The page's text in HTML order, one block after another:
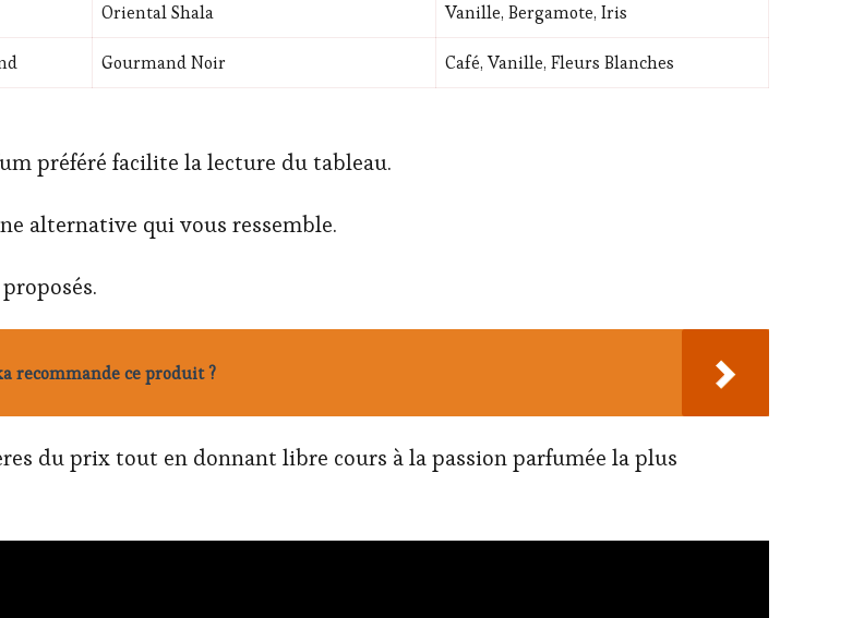
Oriental Shala Vanille, Bergamote, Iris
Gourmand Noir Café, Vanille, Fleurs Blanches
préféré facilite la lecture du tableau.
alternative qui vous ressemble.
recommande ce produit ?
du prix tout en donnant libre cours à la passion parfumée la plus